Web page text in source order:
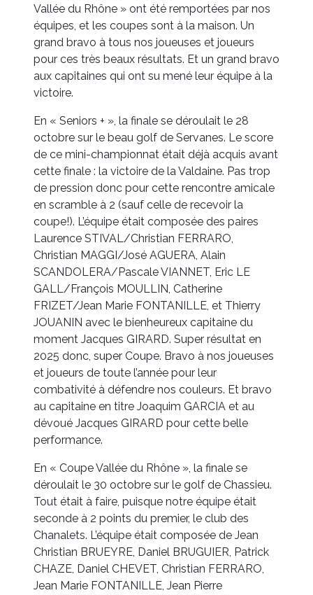
Vallée du Rhône » ont été remportées par nos
équipes, et les coupes sont à la maison. Un
grand bravo à tous nos joueuses et joueurs
pour ces très beaux résultats. Et un grand bravo
aux capitaines qui ont su mené leur équipe à la
victoire.
En « Seniors + », la finale se déroulait le 28
octobre sur le beau golf de Servanes. Le score
de ce mini-championnat était déjà acquis avant
cette finale : la victoire de la Valdaine. Pas trop
de pression donc pour cette rencontre amicale
en scramble à 2 (sauf celle de recevoir la
coupe!). L’équipe était composée des paires
Laurence STIVAL/Christian FERRARO,
Christian MAGGI/José AGUERA, Alain
SCANDOLERA/Pascale VIANNET, Eric LE
GALL/François MOULLIN, Catherine
FRIZET/Jean Marie FONTANILLE, et Thierry
JOUANIN avec le bienheureux capitaine du
moment Jacques GIRARD. Super résultat en
2025 donc, super Coupe. Bravo à nos joueuses
et joueurs de toute l’année pour leur
combativité à défendre nos couleurs. Et bravo
au capitaine en titre Joaquim GARCIA et au
dévoué Jacques GIRARD pour cette belle
performance.
En « Coupe Vallée du Rhône », la finale se
déroulait le 30 octobre sur le golf de Chassieu.
Tout était à faire, puisque notre équipe était
seconde à 2 points du premier, le club des
Chanalets. L’équipe était composée de Jean
Christian BRUEYRE, Daniel BRUGUIER, Patrick
CHAZE, Daniel CHEVET, Christian FERRARO,
Jean Marie FONTANILLE, Jean Pierre